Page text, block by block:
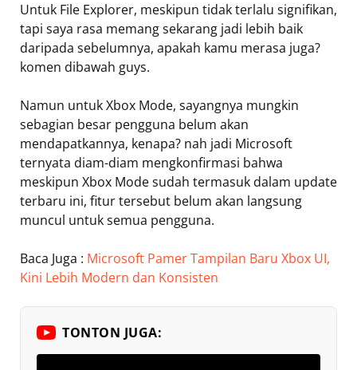
Untuk File Explorer, meskipun tidak terlalu signifikan,
tapi saya rasa memang sekarang jadi lebih baik
daripada sebelumnya, apakah kamu merasa juga?
komen dibawah guys.
Namun untuk Xbox Mode, sayangnya mungkin
sebagian besar pengguna belum akan
mendapatkannya, kenapa? nah jadi Microsoft
ternyata diam-diam mengkonfirmasi bahwa
meskipun Xbox Mode sudah termasuk dalam update
terbaru ini, fitur tersebut belum akan langsung
muncul untuk semua pengguna.
Baca Juga : Microsoft Pamer Tampilan Baru Xbox UI,
Kini Lebih Modern dan Konsisten
TONTON JUGA: